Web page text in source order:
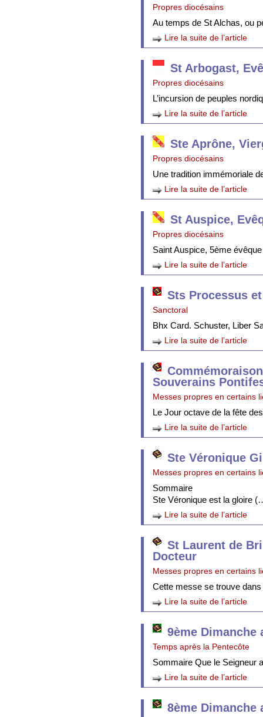
Propres diocésains
Au temps de St Alchas, ou
Lire la suite de l’article
St Arbogast,
Propres diocésains
L’incursion de peuples
Lire la suite de l’article
Ste Aprône,
Propres diocésains
Une tradition immémoriale
Lire la suite de l’article
St Auspice,
Propres diocésains
Saint Auspice, 5ème
Lire la suite de l’article
Sts Processus
Sanctoral
Bhx Card. Schuster, Liber
Lire la suite de l’article
Souverains
Messes propres en certains
Le Jour octave de la fête
Lire la suite de l’article
Ste Véronique
Messes propres en certains
Sommaire
Ste Véronique est la gloire
Lire la suite de l’article
St Laurent de
Docteur
Messes propres en certains
Cette messe se trouve
Lire la suite de l’article
9ème Dimanche
Temps après la Pentecôte
Sommaire Que le Seigneur
Lire la suite de l’article
8ème Dimanche